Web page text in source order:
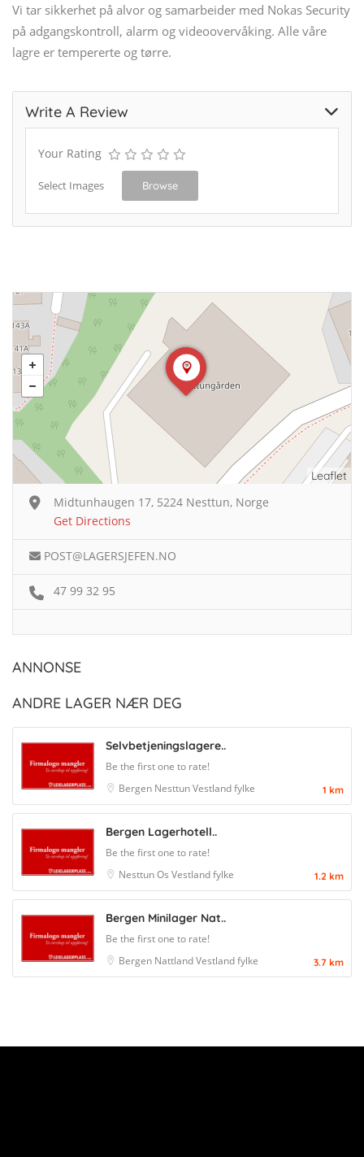
Vi tar sikkerhet på alvor og samarbeider med Nokas Security
på adgangskontroll, alarm og videoovervåking. Alle våre
lagre er tempererte og tørre.
Write A Review
Your Rating
Select Images Browse
Leaflet
Midtunhaugen 17, 5224 Nesttun, Norge
Get Directions
POST@LAGERSJEFEN.NO
47 99 32 95
ANNONSE
ANDRE LAGER NÆR DEG
Selvbetjeningslagere..
Be the first one to rate!
Bergen NesttunVestland fylke 1 km
Bergen Lagerhotell..
Be the first one to rate!
NesttunOs Vestland fylke 1.2 km
Bergen Minilager Nat..
Be the first one to rate!
Bergen NattlandVestland fylke 3.7 km